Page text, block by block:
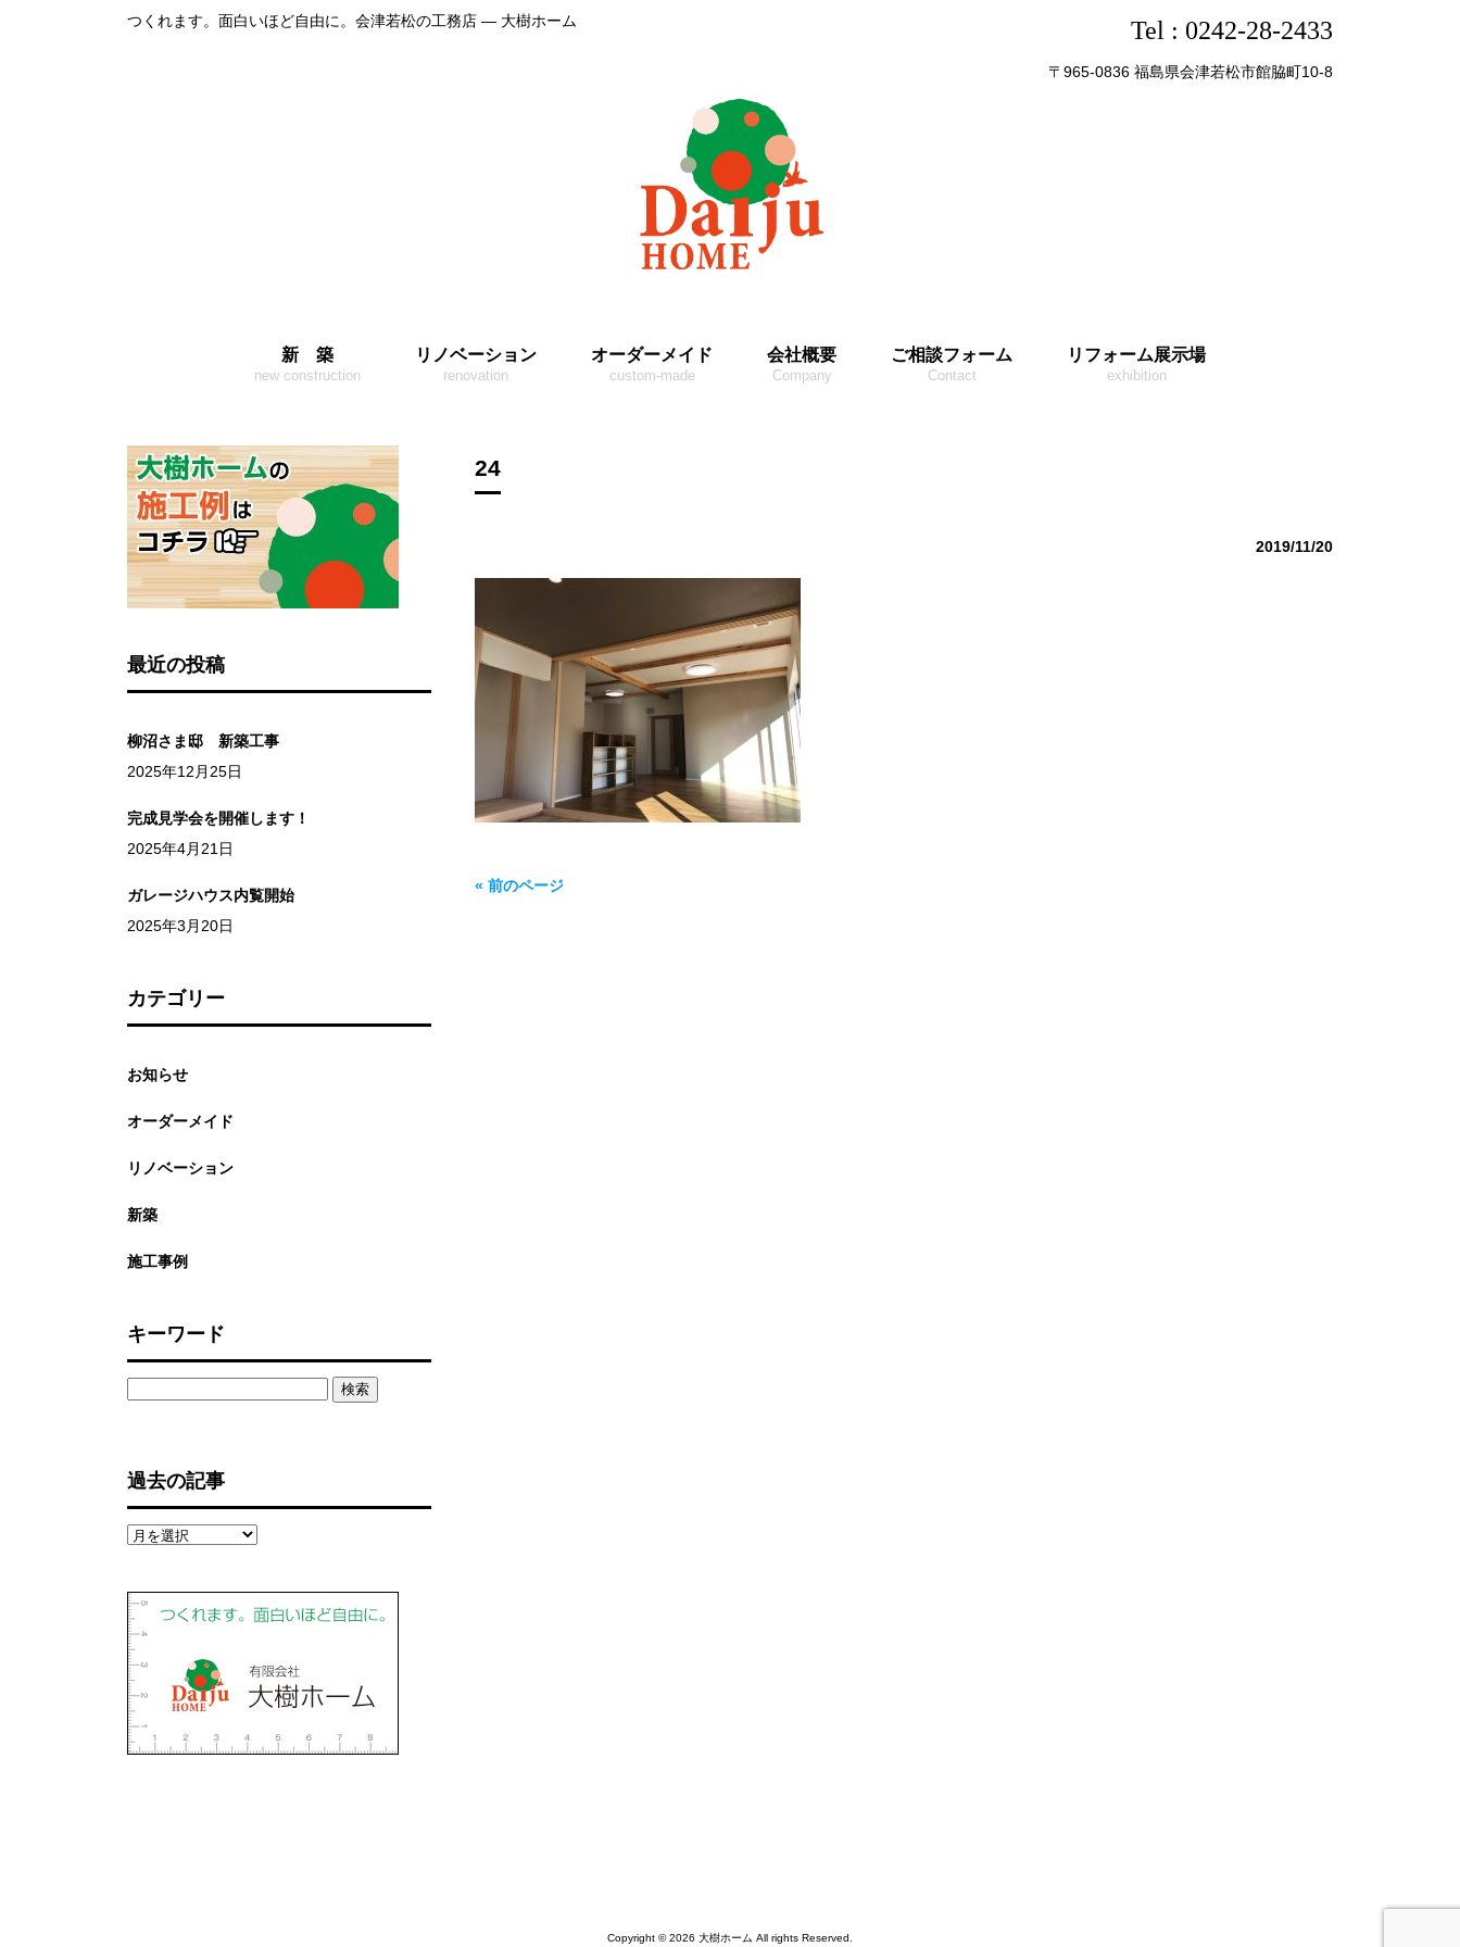
Tel : 0242-28-2433
〒965-0836 福島県会津若松市館脇町10-8
つくれます。面白いほど自由に。会津若松の工務店 ― 大樹ホーム
新 築
new construction
リノベーション
renovation
オーダーメイド
custom-made
会社概要
Company
ご相談フォーム
Contact
リフォーム展示場
exhibition
24
2019/11/20
« 前のページ
最近の投稿
柳沼さま邸 新築工事
2025年12月25日
完成見学会を開催します！
2025年4月21日
ガレージハウス内覧開始
2025年3月20日
カテゴリー
お知らせ
オーダーメイド
リノベーション
新築
施工事例
キーワード
過去の記事
過
の
記
事
Copyright © 2026 大樹ホーム All rights Reserved.